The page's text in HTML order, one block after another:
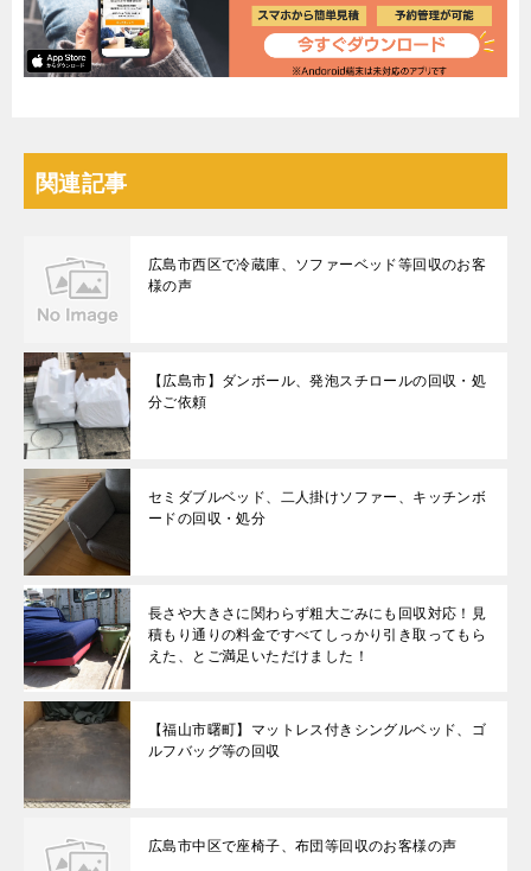
関連記事
広島市西区で冷蔵庫、ソファーベッド等回収のお客
様の声
【広島市】ダンボール、発泡スチロールの回収・処
分ご依頼
セミダブルベッド、二人掛けソファー、キッチンボ
ードの回収・処分
長さや大きさに関わらず粗大ごみにも回収対応！見
積もり通りの料金ですべてしっかり引き取ってもら
えた、とご満足いただけました！
【福山市曙町】マットレス付きシングルベッド、ゴ
ルフバッグ等の回収
広島市中区で座椅子、布団等回収のお客様の声